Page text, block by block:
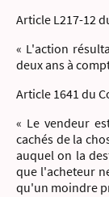
Article L217-12
« L'action
deux ans à
Article 1641 du
« Le vendeur
cachés de la
auquel on la
que l'acheteur
qu'un moindre